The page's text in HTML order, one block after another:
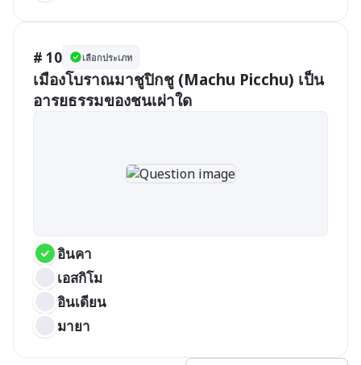
# 10 เลือกประเภท
เมืองโบราณมาชูปิกชู (Machu Picchu) เป็น
อารยธรรมของชนเผ่าใด
อินคา
เอสกิโม
อินเดียน
มายา